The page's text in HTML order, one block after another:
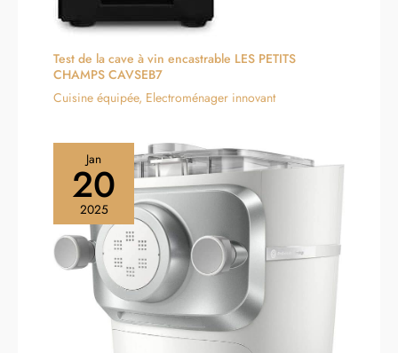
Test de la cave à vin encastrable LES PETITS
CHAMPS CAVSEB7
Cuisine équipée, Electroménager innovant
Jan
20
2025